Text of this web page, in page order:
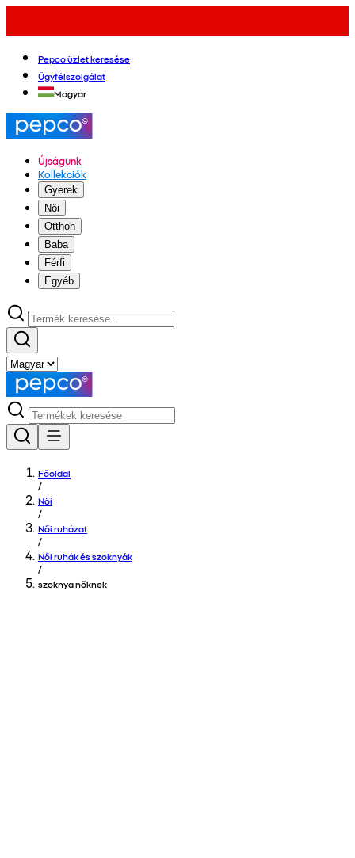
Pepco üzlet keresése
Ügyfélszolgálat
Magyar
Újságunk
Kollekciók
Gyerek
Női
Otthon
Baba
Férfi
Egyéb
Főoldal
/
Női
/
Női ruházat
/
Női ruhák és szoknyák
/
szoknya nőknek